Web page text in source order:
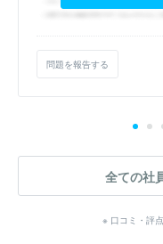
問題を報告する
全ての社
※ 口コミ・評